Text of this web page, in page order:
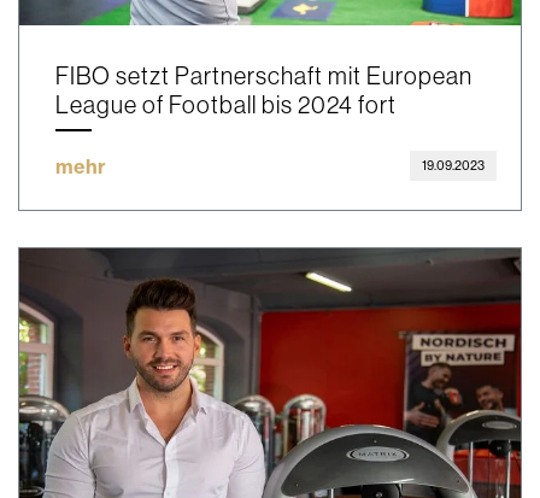
FIBO setzt Partnerschaft mit European
League of Football bis 2024 fort
mehr 19.09.2023